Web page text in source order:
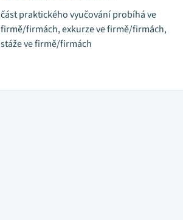
část praktického vyučování probíhá ve
firmě/firmách, exkurze ve firmě/firmách,
stáže ve firmě/firmách